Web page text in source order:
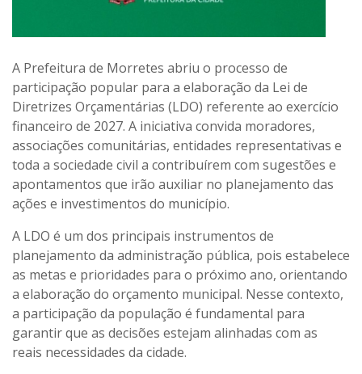
A Prefeitura de Morretes abriu o processo de
participação popular para a elaboração da Lei de
Diretrizes Orçamentárias (LDO) referente ao exercício
financeiro de 2027. A iniciativa convida moradores,
associações comunitárias, entidades representativas e
toda a sociedade civil a contribuírem com sugestões e
apontamentos que irão auxiliar no planejamento das
ações e investimentos do município.
A LDO é um dos principais instrumentos de
planejamento da administração pública, pois estabelece
as metas e prioridades para o próximo ano, orientando
a elaboração do orçamento municipal. Nesse contexto,
a participação da população é fundamental para
garantir que as decisões estejam alinhadas com as
reais necessidades da cidade.